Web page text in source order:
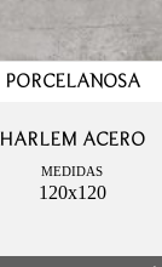
PORCELANOSA
HARLEM ACERO
MEDIDAS
120x120